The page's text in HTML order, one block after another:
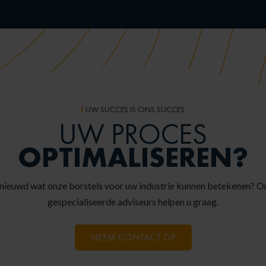
UW SUCCES IS ONS SUCCES
UW PROCES
OPTIMALISEREN?
wat onze borstels voor uw industrie kunnen betekenen?
gespecialiseerde adviseurs helpen u graag.
NEEM CONTACT OP